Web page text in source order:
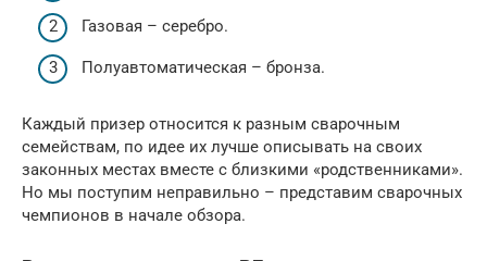
Газовая – серебро.
Полуавтоматическая – бронза.
Каждый призер относится к разным сварочным
семействам, по идее их лучше описывать на своих
законных местах вместе с близкими «родственниками».
Но мы поступим неправильно – представим сварочных
чемпионов в начале обзора.